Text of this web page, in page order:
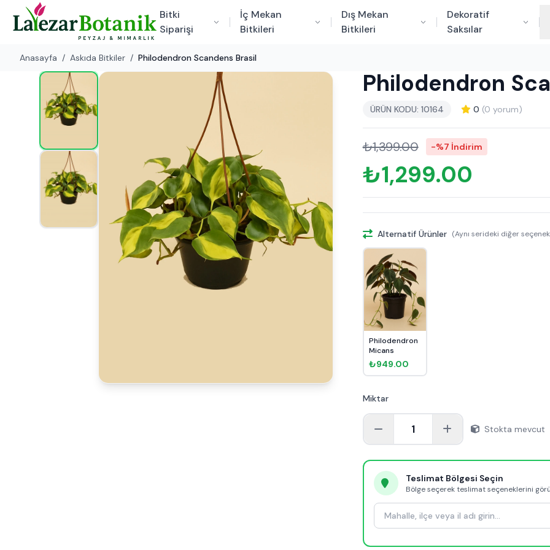
Bitki
Siparişi
İç Mekan
Bitkileri
Dış Mekan
Bitkileri
Dekoratif
Saksılar
Anasayfa / Askıda Bitkiler / Philodendron Scandens Brasil
Philodendron
ÜRÜN KODU: 10164 0 (0 yorum)
₺1,399.00 -%7 İndirim
₺1,299.00
Alternatif Ürünler (Aynı serideki diğer
Philodendron
Micans
₺949.00
Miktar
1 Stokta mevcut
Teslimat Bölgesi Seçin
Bölge seçerek teslimat seçeneklerini